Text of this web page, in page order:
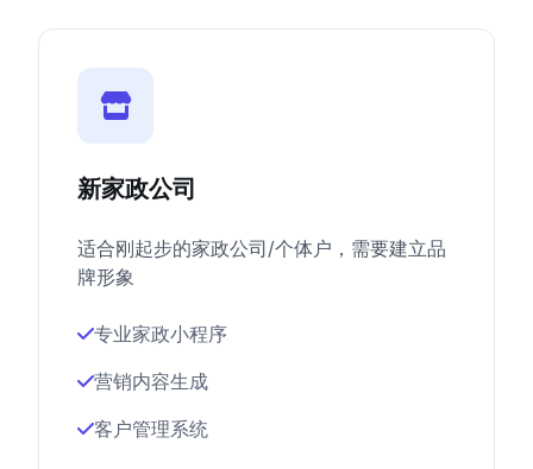
新家政公司
适合刚起步的家政公司/个体户，需要建立品
牌形象
专业家政小程序
营销内容生成
客户管理系统